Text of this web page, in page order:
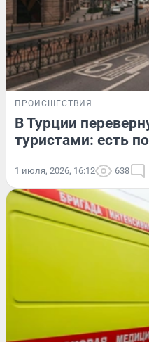
ПРОИСШЕСТВИЯ
В Турции
туристами: есть
1 июля, 2026, 16:12 638